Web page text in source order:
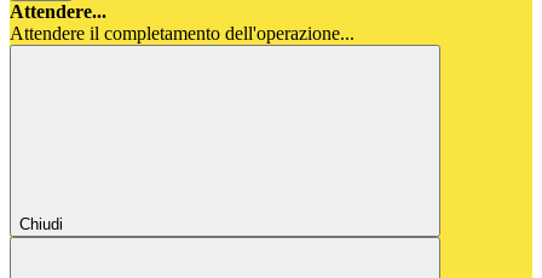
Attendere...
Attendere il completamento dell'operazione...
Chiudi